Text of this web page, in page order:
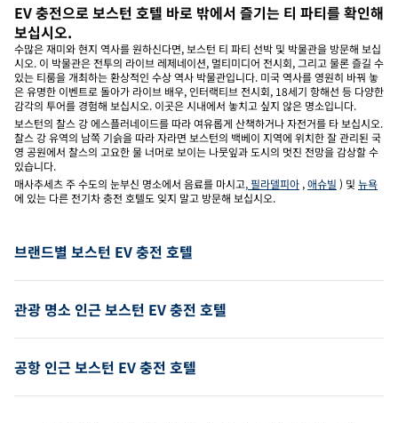
EV 충전으로 보스턴 호텔 바로 밖에서 즐기는 티 파티를 확인해
보십시오.
수많은 재미와 현지 역사를 원하신다면, 보스턴 티 파티 선박 및 박물관을 방문해 보십
시오. 이 박물관은 전투의 라이브 레제네이션, 멀티미디어 전시회, 그리고 물론 즐길 수
있는 티룸을 개최하는 환상적인 수상 역사 박물관입니다. 미국 역사를 영원히 바꿔 놓
은 유명한 이벤트로 돌아가 라이브 배우, 인터랙티브 전시회, 18세기 항해선 등 다양한
감각의 투어를 경험해 보십시오. 이곳은 시내에서 놓치고 싶지 않은 명소입니다.
보스턴의 찰스 강 에스플러네이드를 따라 여유롭게 산책하거나 자전거를 타 보십시오.
찰스 강 유역의 남쪽 기슭을 따라 자라면 보스턴의 백베이 지역에 위치한 잘 관리된 국
영 공원에서 찰스의 고요한 물 너머로 보이는 나뭇잎과 도시의 멋진 전망을 감상할 수
있습니다.
매사추세츠 주 수도의 눈부신 명소에서 음료를 마시고, 필라델피아 ,애슈빌 ) 및 뉴욕
에 있는 다른 전기차 충전 호텔도 잊지 말고 방문해 보십시오.
브랜드별 보스턴 EV 충전 호텔
관광 명소 인근 보스턴 EV 충전 호텔
공항 인근 보스턴 EV 충전 호텔